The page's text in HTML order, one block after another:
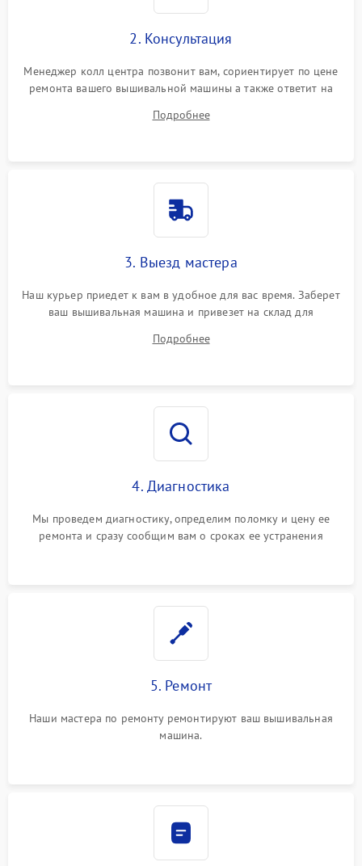
2. Консультация
Менеджер колл центра позвонит вам, сориентирует по цене
ремонта вашего вышивальной машины а также ответит на
Подробнее
3. Выезд мастера
Наш курьер приедет к вам в удобное для вас время. Заберет
ваш вышивальная машина и привезет на склад для
Подробнее
4. Диагностика
Мы проведем диагностику, определим поломку и цену ее
ремонта и сразу сообщим вам о сроках ее устранения
5. Ремонт
Наши мастера по ремонту ремонтируют ваш вышивальная
машина.